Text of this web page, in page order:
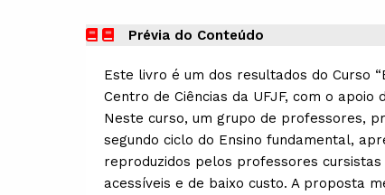
Prévia do Conteúdo
Este livro é um dos resultados do Curso
Centro de Ciências da UFJF, com o apoio
Neste curso, um grupo de professores,
segundo ciclo do Ensino fundamental,
reproduzidos pelos professores
acessíveis e de baixo custo. A proposta